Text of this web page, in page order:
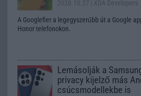
2020.10.27 | XDA Developers
A Googlefier a legegyszerűbb út a Google
Honor telefonokon.
Lemásolják a
privacy kijelző más
csúcsmodellekbe is